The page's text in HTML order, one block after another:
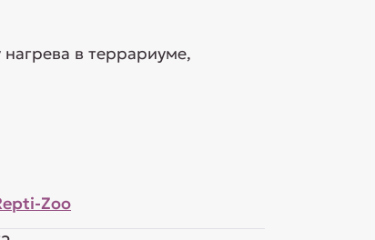
в террариуме,
Zoo